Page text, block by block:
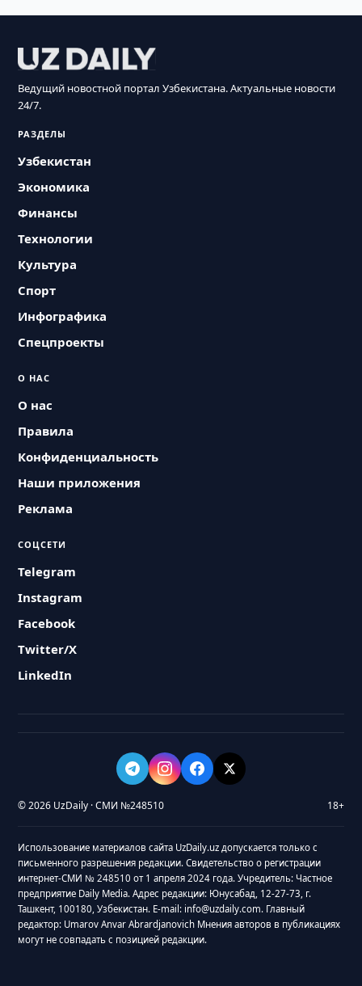
Ведущий новостной портал Узбекистана. Актуальные новости
24/7.
РАЗДЕЛЫ
Узбекистан
Экономика
Финансы
Технологии
Культура
Спорт
Инфографика
Спецпроекты
О НАС
О нас
Правила
Конфиденциальность
Наши приложения
Реклама
СОЦСЕТИ
Telegram
Instagram
Facebook
Twitter/X
LinkedIn
© 2026 UzDaily · СМИ №248510 18+
Использование материалов сайта UzDaily.uz допускается только с
письменного разрешения редакции. Свидетельство о регистрации
интернет-СМИ № 248510 от 1 апреля 2024 года. Учредитель: Частное
предприятие Daily Media. Адрес редакции: Юнусабад, 12-27-73, г.
Ташкент, 100180, Узбекистан. E-mail: info@uzdaily.com. Главный
редактор: Umarov Anvar Abrardjanovich Мнения авторов в публикациях
могут не совпадать с позицией редакции.